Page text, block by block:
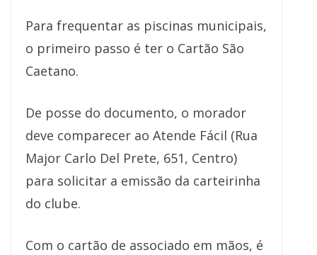
Para frequentar as piscinas municipais,
o primeiro passo é ter o Cartão São
Caetano.
De posse do documento, o morador
deve comparecer ao Atende Fácil (Rua
Major Carlo Del Prete, 651, Centro)
para solicitar a emissão da carteirinha
do clube.
Com o cartão de associado em mãos, é